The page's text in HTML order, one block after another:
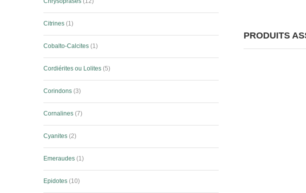
PRODUITS
Citrines 1
Cobalto-Calcites 1
Cordiérites ou Lolites 5
Corindons 3
Cornalines 7
Cyanites 2
Emeraudes 1
Epidotes 10